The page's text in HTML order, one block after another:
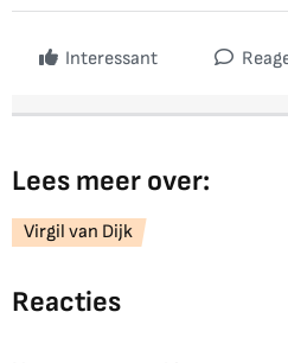
Interessant
Lees meer over:
Virgil van Dijk
Reacties